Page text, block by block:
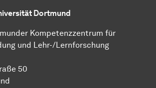
Dortmund
Kompetenzzentrum für
und Lehr-/Lernforschung
50